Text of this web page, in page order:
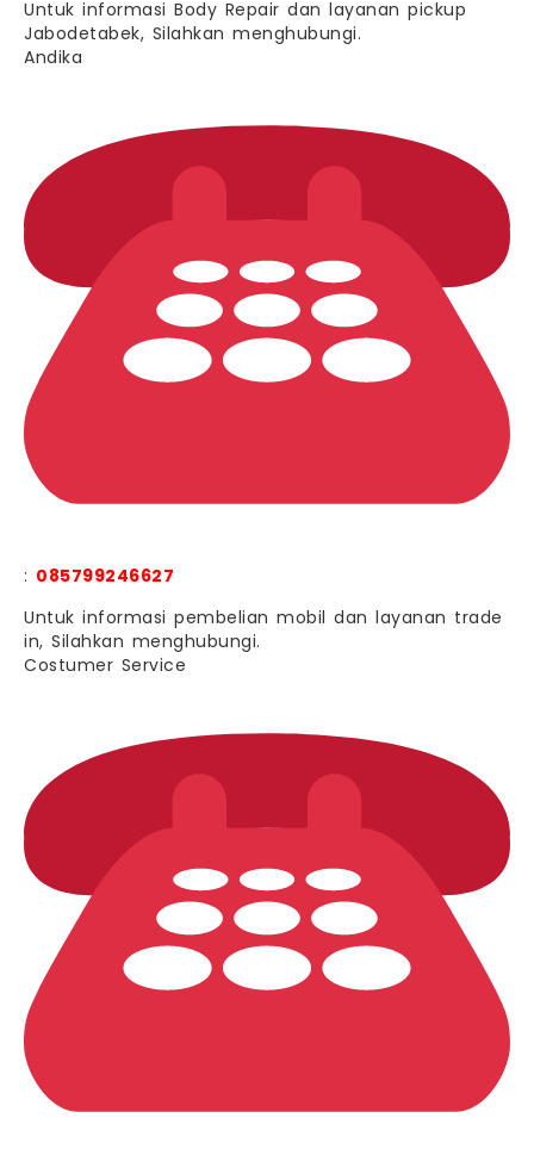
Untuk informasi Body Repair dan layanan pickup
Jabodetabek, Silahkan menghubungi.
Andika
: 085799246627
Untuk informasi pembelian mobil dan layanan trade
in, Silahkan menghubungi.
Costumer Service